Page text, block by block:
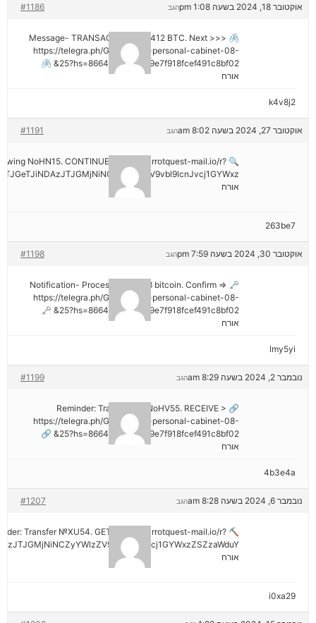
אוקטובר 18, 2024 בשעה 1:08 pm #1186 הגב
🖇 Message- TRANSACTION 1.82412 BTC. Next >>>
https://telegra.ph/Go-to-your-personal-cabinet-08-
25?hs=8664c520642b9e7f918fcef491c8bf02& 🖇
אורח
k4v8j2
אוקטובר 27, 2024 בשעה 8:02 am #1191 הגב
NoHN15. CONTINUE =>> out.carrotquest-mail.io/r?
אורח
263be7
אוקטובר 30, 2024 בשעה 7:59 pm #1198 הגב
🗝 Notification- Process 1.823548 bitcoin. Confirm =>
https://telegra.ph/Go-to-your-personal-cabinet-08-
25?hs=8664c520642b9e7f918fcef491c8bf02& 🗝
אורח
lmy5yi
נובמבר 2, 2024 בשעה 8:29 am #1199 הגב
🔗 Reminder: Transaction NoHV55. RECEIVE >
https://telegra.ph/Go-to-your-personal-cabinet-08-
25?hs=8664c520642b9e7f918fcef491c8bf02& 🔗
אורח
4b3e4a
נובמבר 6, 2024 בשעה 8:28 am #1207 הגב
Transfer №XU54. GET >> out.carrotquest-mail.io/r?
אורח
i0xa29